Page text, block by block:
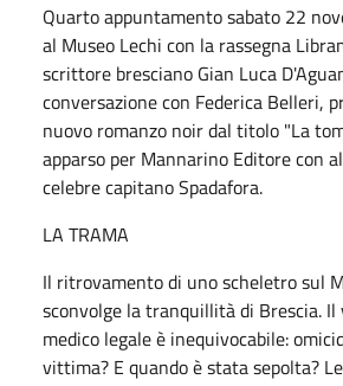
Quarto appuntamento sabato 22
al Museo Lechi con la rassegna
scrittore bresciano Gian Luca
conversazione con Federica Belleri,
nuovo romanzo noir dal titolo "La
apparso per Mannarino Editore con
celebre capitano Spadafora.
LA TRAMA
Il ritrovamento di uno scheletro sul
sconvolge la tranquillità di Brescia.
medico legale è inequivocabile:
vittima? E quando è stata sepolta?